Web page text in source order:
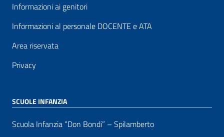
Informazioni ai genitori
Informazioni al personale DOCENTE e ATA
Area riservata
Privacy
SCUOLE INFANZIA
Scuola Infanzia “Don Bondi” – Spilamberto